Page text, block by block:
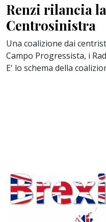
Renzi rilancia
Centrosinistra
Una coalizione dai
Campo Progressista, i
E' lo schema della